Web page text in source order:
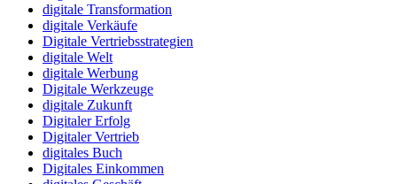
digitale Transformation
digitale Verkäufe
Digitale Vertriebsstrategien
digitale Welt
digitale Werbung
Digitale Werkzeuge
digitale Zukunft
Digitaler Erfolg
Digitaler Vertrieb
digitales Buch
Digitales Einkommen